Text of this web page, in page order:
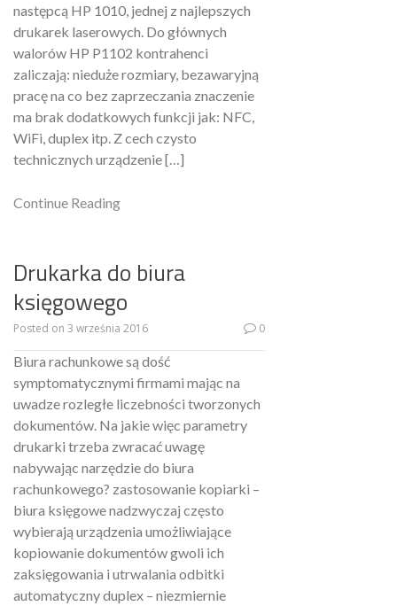
następcą HP 1010, jednej z najlepszych
drukarek laserowych. Do głównych
walorów HP P1102 kontrahenci
zaliczają: nieduże rozmiary, bezawaryjną
pracę na co bez zaprzeczania znaczenie
ma brak dodatkowych funkcji jak: NFC,
WiFi, duplex itp. Z cech czysto
technicznych urządzenie […]
Continue Reading
Drukarka do biura
księgowego
Posted on 3 września 2016 0
Biura rachunkowe są dość
symptomatycznymi firmami mając na
uwadze rozległe liczebności tworzonych
dokumentów. Na jakie więc parametry
drukarki trzeba zwracać uwagę
nabywając narzędzie do biura
rachunkowego? zastosowanie kopiarki –
biura księgowe nadzwyczaj często
wybierają urządzenia umożliwiające
kopiowanie dokumentów gwoli ich
zaksięgowania i utrwalania odbitki
automatyczny duplex – niezmiernie